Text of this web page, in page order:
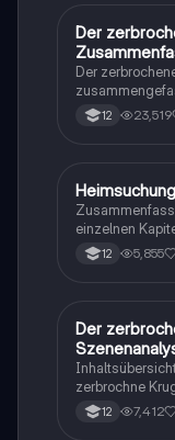
Deutsch
Der
Der
12 23,519
Deutsch
einzelnen
tabellarisch.
12 5,855
Deutsch
Der
Q1/Q2/Abitur
zerbrochne
12 7,412